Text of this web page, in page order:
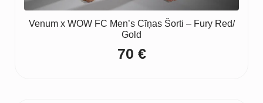
Venum x WOW FC Men’s Cīņas Šorti – Fury Red/
Gold
70 €